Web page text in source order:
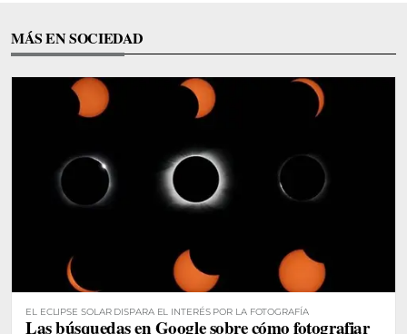
MÁS EN SOCIEDAD
EL ECLIPSE SOLAR DISPARA EL INTERÉS POR LA FOTOGRAFÍA
Las búsquedas en Google sobre cómo fotografiar